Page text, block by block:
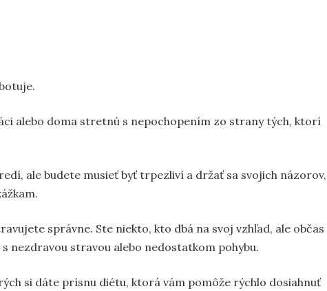
alebo doma stretnú s nepochopením zo strany tých, ktorí
ale budete musieť byť trpezliví a držať sa svojich názorov,
správne. Ste niekto, kto dbá na svoj vzhľad, ale občas
nezdravou stravou alebo nedostatkom pohybu.
si dáte prísnu diétu, ktorá vám pomôže rýchlo dosiahnuť